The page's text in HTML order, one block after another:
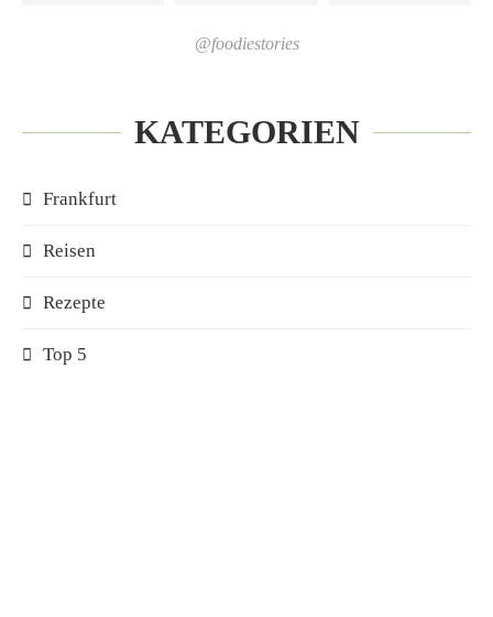
@foodiestories
KATEGORIEN
Frankfurt
Reisen
Rezepte
Top 5